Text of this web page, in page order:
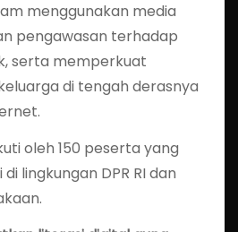
menggunakan media
pengawasan terhadap
serta memperkuat
di tengah derasnya
oleh 150 peserta yang
lingkungan DPR RI dan